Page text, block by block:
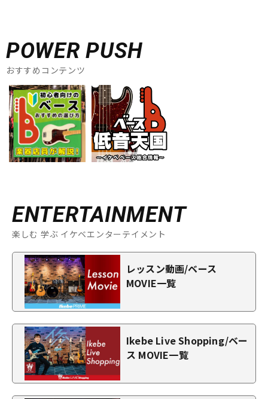
POWER PUSH
おすすめコンテンツ
ENTERTAINMENT
楽しむ 学ぶ イケベエンターテイメント
レッスン動画/ベース
MOVIE一覧
Ikebe Live Shopping/ベー
ス MOVIE一覧